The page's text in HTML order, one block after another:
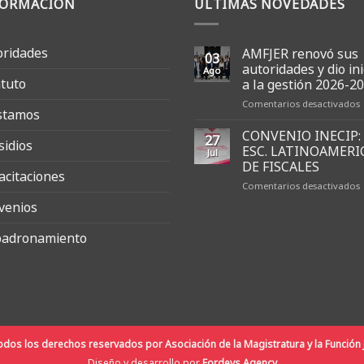
03
Ago
AMFJER renovó sus
autoridades y dio
a la gestión 2026-
Comentarios desactivadosen
27
Jul
CONVENIO
ESC.
DE FISCALES
Comentarios desactivadosen
los derechos reservados por Asociación de la Magistratura y la Función